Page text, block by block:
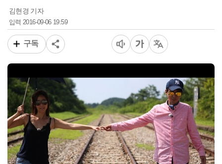
김현경 기자
입력 2016-09-06 19:59
구독